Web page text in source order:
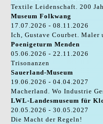
Textile Leidenschaft. 200
Museum Folkwang
17.07.2026 - 08.11.2026
Ich, Gustave Courbet. Maler
Poenigeturm Menden
05.06.2026 - 22.11.2026
Trisonanzen
Sauerland-Museum
19.06.2026 - 04.04.2027
Macherland. Wo Industrie
LWL-Landesmuseum für
20.05.2026 - 30.05.2027
Die Macht der Regeln!